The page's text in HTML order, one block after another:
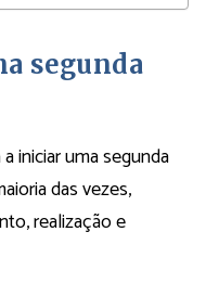
segunda
iniciar uma segunda
das vezes,
realização e